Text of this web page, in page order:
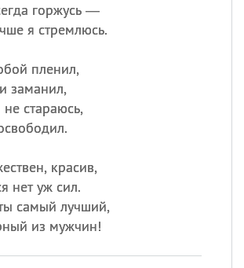
горжусь —
я стремлюсь.
пленил,
заманил,
стараюсь,
красив,
нет уж сил.
самый лучший,
из мужчин!